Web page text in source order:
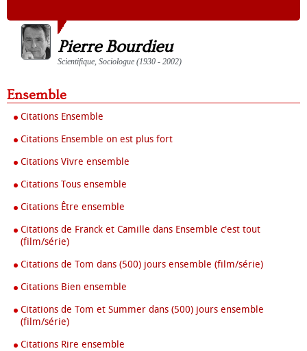
Pierre Bourdieu
Scientifique, Sociologue (1930 - 2002)
Ensemble
Citations Ensemble
Citations Ensemble on est plus fort
Citations Vivre ensemble
Citations Tous ensemble
Citations Être ensemble
Citations de Franck et Camille dans Ensemble c'est tout
(film/série)
Citations de Tom dans (500) jours ensemble (film/série)
Citations Bien ensemble
Citations de Tom et Summer dans (500) jours ensemble
(film/série)
Citations Rire ensemble